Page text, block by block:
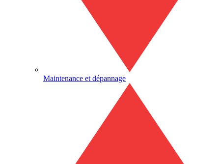
Maintenance et dépannage